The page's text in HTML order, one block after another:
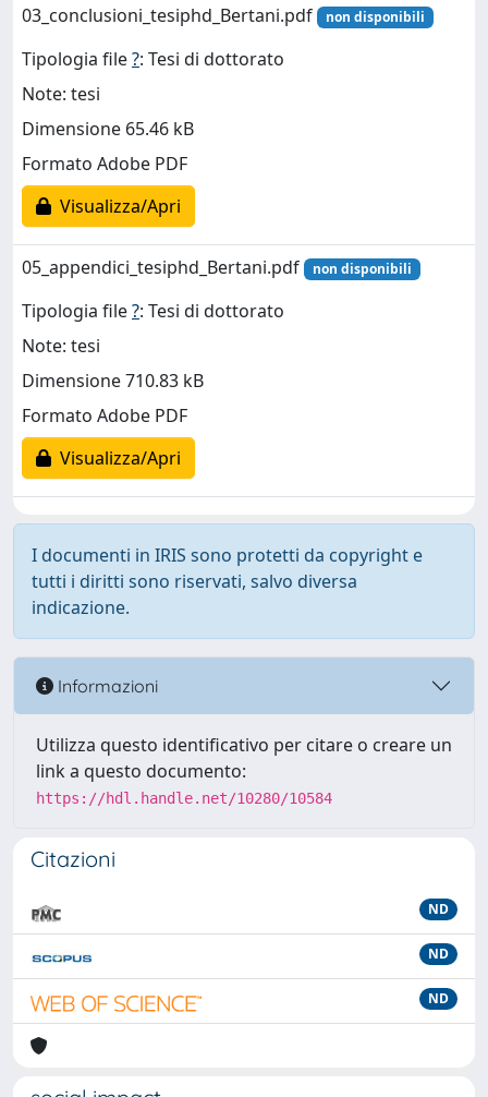
03_conclusioni_tesiphd_Bertani.pdf non disponibili
Tipologia file?: Tesi di dottorato
Note: tesi
Dimensione 65.46 kB
Formato Adobe PDF
Visualizza/Apri
05_appendici_tesiphd_Bertani.pdf non disponibili
Tipologia file?: Tesi di dottorato
Note: tesi
Dimensione 710.83 kB
Formato Adobe PDF
Visualizza/Apri
I documenti in IRIS sono protetti da copyright e
tutti i diritti sono riservati, salvo diversa
indicazione.
Informazioni
Utilizza questo identificativo per citare o creare un
link a questo documento:
https://hdl.handle.net/10280/10584
Citazioni
ND
ND
ND